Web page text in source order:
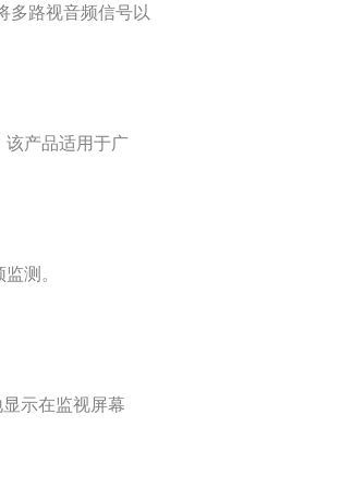
路视音频信号以
该产品适用于广
测。
示在监视屏幕